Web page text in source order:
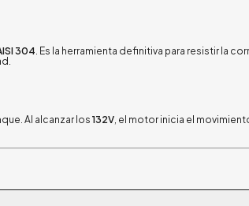
304. Es la herramienta definitiva para resistir la
Al alcanzar los132V, el motor inicia el